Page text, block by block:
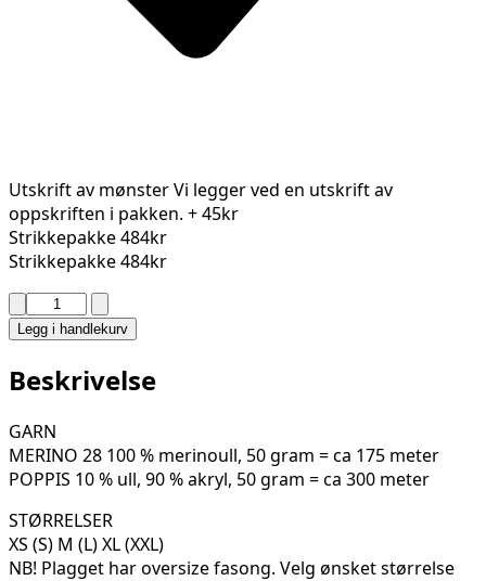
Utskrift av mønsterVi legger ved en utskrift av
oppskriften i pakken. + 45kr
Strikkepakke484kr
Strikkepakke484kr
LOISE
VEST
330-
05
antall
Legg i handlekurv
Beskrivelse
GARN
MERINO 28 100 % merinoull, 50 gram = ca 175 meter
POPPIS 10 % ull, 90 % akryl, 50 gram = ca 300 meter
STØRRELSER
XS (S) M (L) XL (XXL)
NB! Plagget har oversize fasong. Velg ønsket størrelse